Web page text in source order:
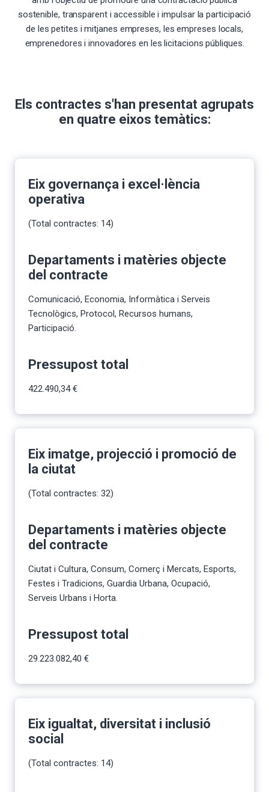
sostenible, transparent i accessible i impulsar la participació
de les petites i mitjanes empreses, les empreses locals,
emprenedores i innovadores en les licitacions públiques.
Els contractes s'han presentat agrupats
en quatre eixos temàtics:
Eix governança i excel·lència
operativa
(Total contractes: 14)
Departaments i matèries objecte
del contracte
Comunicació, Economia, Informàtica i Serveis
Tecnològics, Protocol, Recursos humans,
Participació.
Pressupost total
422.490,34 €
Eix imatge, projecció i promoció de
la ciutat
(Total contractes: 32)
Departaments i matèries objecte
del contracte
Ciutat i Cultura, Consum, Comerç i Mercats, Esports,
Festes i Tradicions, Guardia Urbana, Ocupació,
Serveis Urbans i Horta.
Pressupost total
29.223.082,40 €
Eix igualtat, diversitat i inclusió
social
(Total contractes: 14)